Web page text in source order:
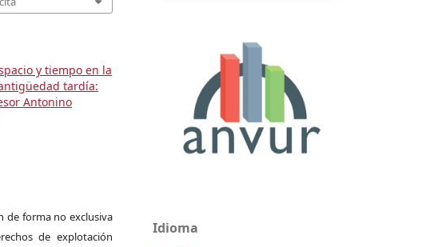
y tiempo en la
tardía:
Antonino
de forma no exclusiva
de explotación
Idioma